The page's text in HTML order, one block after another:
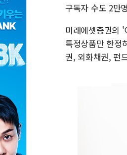
구독자 수도 2만
미래에셋증권의
특정상품만 한정
권, 외화채권, 펀